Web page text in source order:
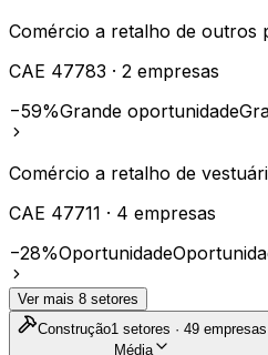
Comércio a retalho de outros
CAE 47783 · 2 empresas
−59%Grande oportunidade
Comércio a retalho de
CAE 47711 · 4 empresas
−28%Oportunidade
Ver mais 8 setores
Construção1 setores · 49 empresas
Média